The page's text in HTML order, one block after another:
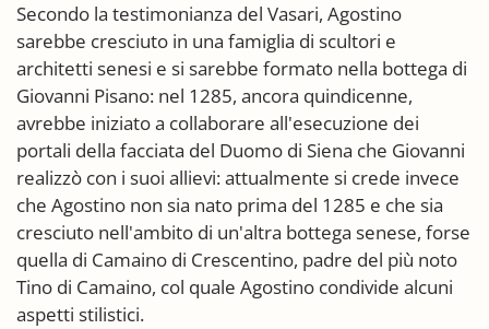
Secondo la testimonianza del Vasari, Agostino
sarebbe cresciuto in una famiglia di scultori e
architetti senesi e si sarebbe formato nella bottega di
Giovanni Pisano: nel 1285, ancora quindicenne,
avrebbe iniziato a collaborare all'esecuzione dei
portali della facciata del Duomo di Siena che Giovanni
realizzò con i suoi allievi: attualmente si crede invece
che Agostino non sia nato prima del 1285 e che sia
cresciuto nell'ambito di un'altra bottega senese, forse
quella di Camaino di Crescentino, padre del più noto
Tino di Camaino, col quale Agostino condivide alcuni
aspetti stilistici.